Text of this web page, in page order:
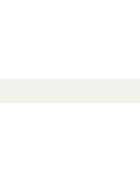
sind
vom Bio-